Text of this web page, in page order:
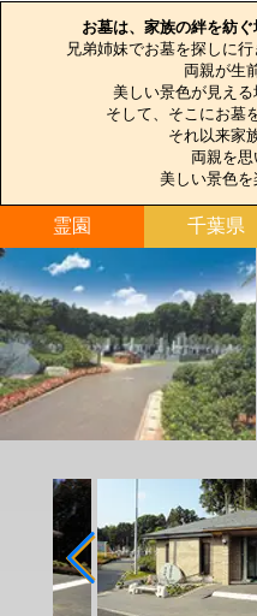
お墓は、家族の絆を紡ぐ
兄弟姉妹でお墓を探しに
両親が生
美しい景色が見える
そして、そこにお墓
それ以来家
両親を思
美しい景色を
霊園 千葉県